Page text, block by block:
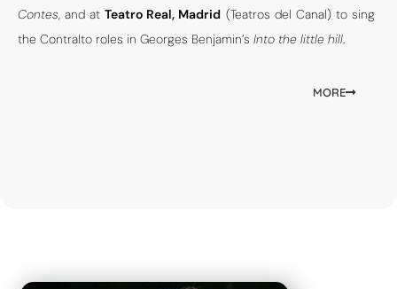
Contes, and atTeatro Real, Madrid (Teatros del Canal) to sing
the Contralto roles in Georges Benjamin’s Into the little hill.
MORE